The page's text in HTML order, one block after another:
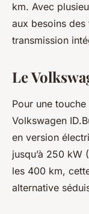
km. Avec
aux besoins
transmission
Le
Pour une
Volkswagen
en version
jusqu’à 250 kW
les 400 km,
alternative